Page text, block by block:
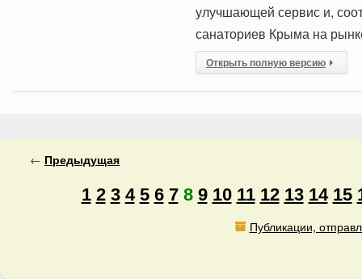
улучшающей сервис и,
санаториев Крыма на
Открыть полную версию
← Предыдущая
1 2 3 4 5 6 7 8 9 10 11 12 13 14 15
Публикации,